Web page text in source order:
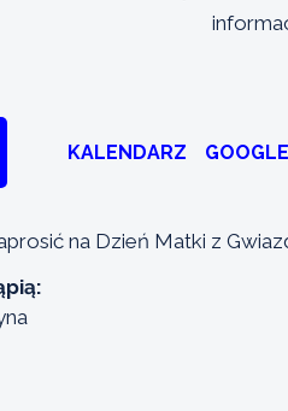
KALENDARZ
na Dzień Matki z